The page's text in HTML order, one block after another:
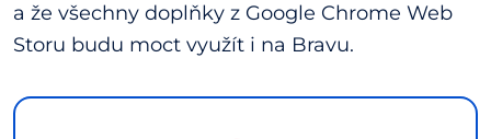
a že všechny doplňky z Google Chrome Web
Storu budu moct využít i na Bravu.